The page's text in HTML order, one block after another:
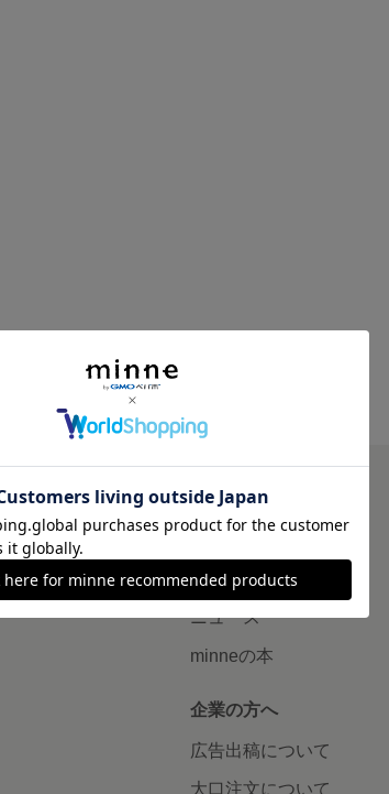
読みもの
minne学習帖
ニュース
minneの本
企業の方へ
広告出稿について
大口注文について